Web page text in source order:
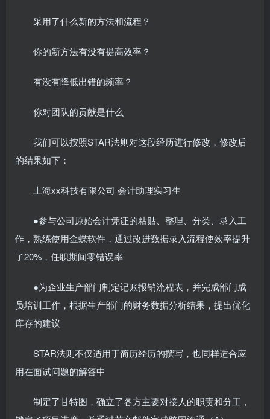
采用了什么新的方法和流程？
你的新方法有没有提高效率？
有没有降低出错的频率？
你对团队的贡献是什么
我们可以按照STAR法则对这段经历进行修改，修改后
的结果如下：
上海xx科技有限公司 会计助理实习生
●参与公司原始会计凭证的粘贴、整理、分类、录入工
作，熟练使用金蝶软件，通过改进数据录入流程使效率提升
了20%，任职期间零错误率
●为企业生产部门制定记账报销流程表，并完成部门成
员培训工作，根据生产部门的财务数据分析结果，提出优化
库存的建议
STAR法则不仅适用于简历经历的撰写，也同样适合应
用在面试问题的解答中
制定了甘特图，确立了各方主要对接人的职责和分工，